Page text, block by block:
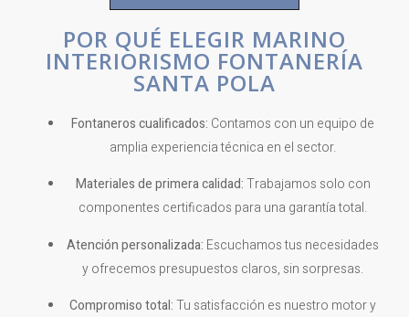
POR QUÉ ELEGIR MARINO
INTERIORISMO FONTANERÍA
SANTA POLA
Fontaneros cualificados: Contamos con un equipo de
amplia experiencia técnica en el sector.
Materiales de primera calidad:Trabajamos solo con
componentes certificados para una garantía total.
Atención personalizada: Escuchamos tus necesidades
y ofrecemos presupuestos claros, sin sorpresas.
Compromiso total:Tu satisfacción es nuestro motor y